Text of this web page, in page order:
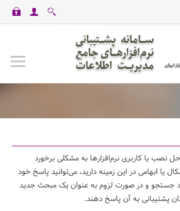
نصب یا کاربری نرم‌افزارها به مشکلی برخورد
یا ابهامی در این زمینه دارید، می‌توانید پاسخ خود
جستجو و در صورت لزوم به عنوان یک مبحث جدید
پشتیبانی به آن پاسخ دهند.